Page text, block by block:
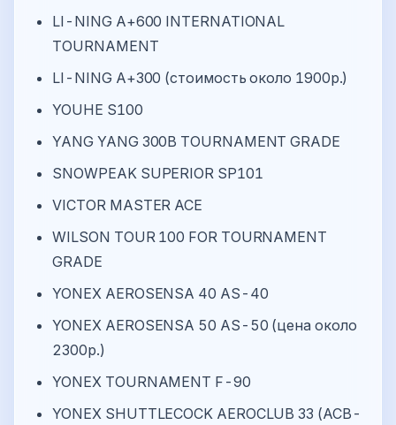
LI-NING A+600 INTERNATIONAL
TOURNAMENT
LI-NING A+300 (стоимость около 1900р.)
YOUHE S100
YANG YANG 300B TOURNAMENT GRADE
SNOWPEAK SUPERIOR SP101
VICTOR MASTER ACE
WILSON TOUR 100 FOR TOURNAMENT
GRADE
YONEX AEROSENSA 40 AS-40
YONEX AEROSENSA 50 AS-50 (цена около
2300р.)
YONEX TOURNAMENT F-90
YONEX SHUTTLECOCK AEROCLUB 33 (ACB-